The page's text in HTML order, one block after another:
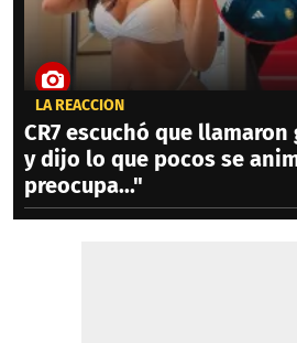
LA REACCIÓN
CR7 escuchó que
y dijo lo que pocos se
preocupa..."